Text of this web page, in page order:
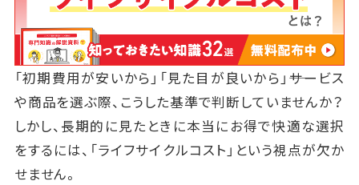
「初期費用が安いから」「見た目が良いから」――サービス
や商品を選ぶ際、こうした基準で判断していませんか？
しかし、長期的に見たときに本当にお得で快適な選択
をするには、「ライフサイクルコスト」という視点が欠か
せません。